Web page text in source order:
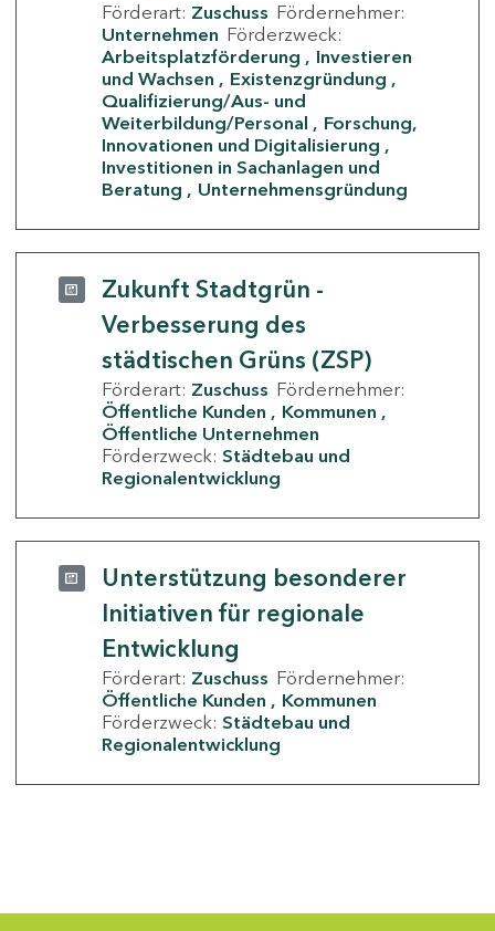
Förderart: Zuschuss Fördernehmer:
Unternehmen Förderzweck:
Arbeitsplatzförderung
Investieren
und Wachsen
Existenzgründung
Qualifizierung/Aus- und
Weiterbildung/Personal
Forschung,
Innovationen und Digitalisierung
Investitionen in Sachanlagen und
Beratung
Unternehmensgründung
Zukunft Stadtgrün -
Verbesserung des
städtischen Grüns (ZSP)
Förderart: Zuschuss Fördernehmer:
Öffentliche Kunden
Kommunen
Öffentliche Unternehmen
Förderzweck: Städtebau und
Regionalentwicklung
Unterstützung besonderer
Initiativen für regionale
Entwicklung
Förderart: Zuschuss Fördernehmer:
Öffentliche Kunden
Kommunen
Förderzweck: Städtebau und
Regionalentwicklung